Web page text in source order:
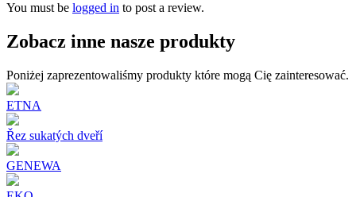
You must be logged in to post a review.
Zobacz inne nasze produkty
Poniżej zaprezentowaliśmy produkty które mogą Cię zainteresować.
ETNA
Řez sukatých dveří
GENEWA